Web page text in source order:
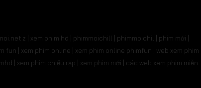
z | xem phim hd | phimmoichill | phimmoichil | phim mới |
| xem phim online | xem phim online phimfun | web xem phim
| xem phim chiếu rạp | xem phim mới | các web xem phim miễn